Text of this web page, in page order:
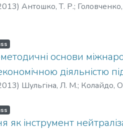
) Антошко, Т. Р.;
основи
діяльністю
) Шульгіна, Л. М.; Колайдо,
як інструмент